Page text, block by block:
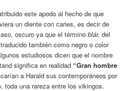
este apodo al hecho de que
un diente con caries, es decir de
oscuro ya que el términoblár,del
también como negro o color
estudiosos dicen que el nombre
significa en realidad “Gran hombre
a Harald sus contemporáneos por
toda una rareza entre los vikingos.